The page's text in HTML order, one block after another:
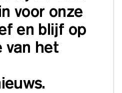
voor onze
en blijf op
van het